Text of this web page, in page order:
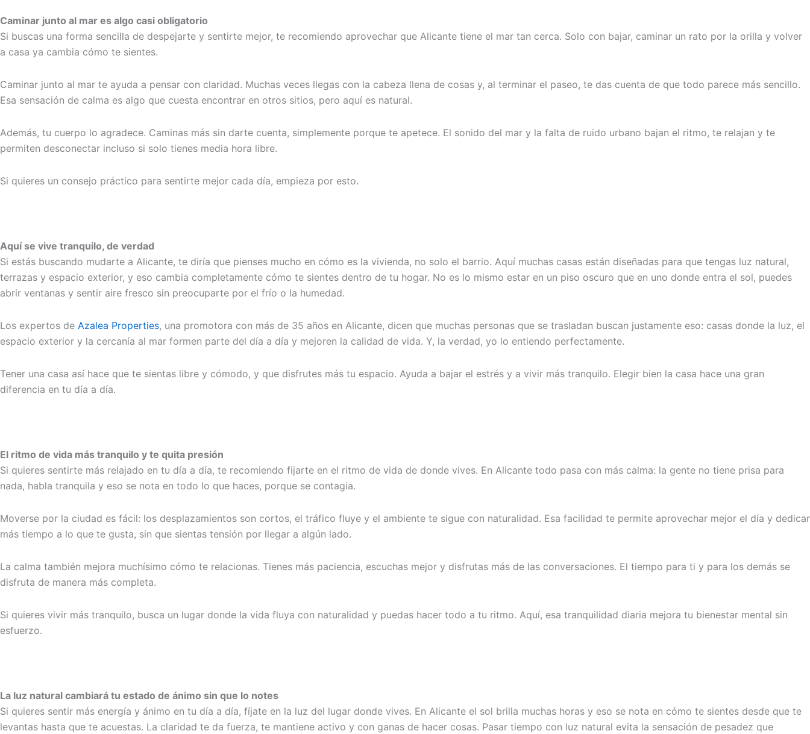
Caminar junto al mar es algo casi obligatorio
Si buscas una forma sencilla de despejarte y sentirte mejor, te recomiendo aprovechar que Alicante tiene el mar tan cerca. Solo con bajar, caminar un rato por la orilla y volver
a casa ya cambia cómo te sientes.
Caminar junto al mar te ayuda a pensar con claridad. Muchas veces llegas con la cabeza llena de cosas y, al terminar el paseo, te das cuenta de que todo parece más sencillo.
Esa sensación de calma es algo que cuesta encontrar en otros sitios, pero aquí es natural.
Además, tu cuerpo lo agradece. Caminas más sin darte cuenta, simplemente porque te apetece. El sonido del mar y la falta de ruido urbano bajan el ritmo, te relajan y te
permiten desconectar incluso si solo tienes media hora libre.
Si quieres un consejo práctico para sentirte mejor cada día, empieza por esto.
Aquí se vive tranquilo, de verdad
Si estás buscando mudarte a Alicante, te diría que pienses mucho en cómo es la vivienda, no solo el barrio. Aquí muchas casas están diseñadas para que tengas luz natural,
terrazas y espacio exterior, y eso cambia completamente cómo te sientes dentro de tu hogar. No es lo mismo estar en un piso oscuro que en uno donde entra el sol, puedes
abrir ventanas y sentir aire fresco sin preocuparte por el frío o la humedad.
Los expertos de Azalea Properties, una promotora con más de 35 años en Alicante, dicen que muchas personas que se trasladan buscan justamente eso: casas donde la luz, el
espacio exterior y la cercanía al mar formen parte del día a día y mejoren la calidad de vida. Y, la verdad, yo lo entiendo perfectamente.
Tener una casa así hace que te sientas libre y cómodo, y que disfrutes más tu espacio. Ayuda a bajar el estrés y a vivir más tranquilo. Elegir bien la casa hace una gran
diferencia en tu día a día.
El ritmo de vida más tranquilo y te quita presión
Si quieres sentirte más relajado en tu día a día, te recomiendo fijarte en el ritmo de vida de donde vives. En Alicante todo pasa con más calma: la gente no tiene prisa para
nada, habla tranquila y eso se nota en todo lo que haces, porque se contagia.
Moverse por la ciudad es fácil: los desplazamientos son cortos, el tráfico fluye y el ambiente te sigue con naturalidad. Esa facilidad te permite aprovechar mejor el día y dedicar
más tiempo a lo que te gusta, sin que sientas tensión por llegar a algún lado.
La calma también mejora muchísimo cómo te relacionas. Tienes más paciencia, escuchas mejor y disfrutas más de las conversaciones. El tiempo para ti y para los demás se
disfruta de manera más completa.
Si quieres vivir más tranquilo, busca un lugar donde la vida fluya con naturalidad y puedas hacer todo a tu ritmo. Aquí, esa tranquilidad diaria mejora tu bienestar mental sin
esfuerzo.
La luz natural cambiará tu estado de ánimo sin que lo notes
Si quieres sentir más energía y ánimo en tu día a día, fíjate en la luz del lugar donde vives. En Alicante el sol brilla muchas horas y eso se nota en cómo te sientes desde que te
levantas hasta que te acuestas. La claridad te da fuerza, te mantiene activo y con ganas de hacer cosas. Pasar tiempo con luz natural evita la sensación de pesadez que